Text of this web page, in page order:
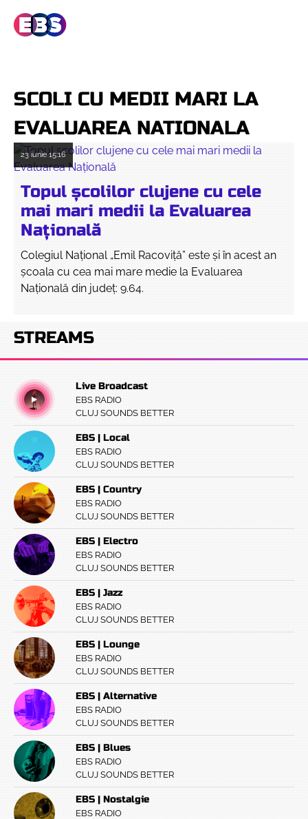
SCOLI CU MEDII MARI LA
EVALUAREA NATIONALA
23 iunie15:16
Topul școlilor clujene cu cele
mai mari medii la Evaluarea
Națională
Colegiul Național „Emil Racoviță” este și în acest an
școala cu cea mai mare medie la Evaluarea
Națională din județ: 9.64.
STREAMS
Live Broadcast
EBS RADIO
CLUJ SOUNDS BETTER
EBS | Local
EBS RADIO
CLUJ SOUNDS BETTER
EBS | Country
EBS RADIO
CLUJ SOUNDS BETTER
EBS | Electro
EBS RADIO
CLUJ SOUNDS BETTER
EBS | Jazz
EBS RADIO
CLUJ SOUNDS BETTER
EBS | Lounge
EBS RADIO
CLUJ SOUNDS BETTER
EBS | Alternative
EBS RADIO
CLUJ SOUNDS BETTER
EBS | Blues
EBS RADIO
CLUJ SOUNDS BETTER
EBS | Nostalgie
EBS RADIO